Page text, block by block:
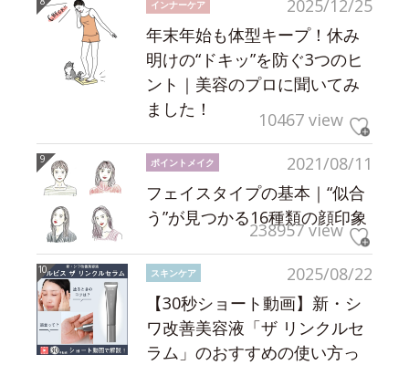
2025/12/25
インナーケア
年末年始も体型キープ！休み
明けの“ドキッ”を防ぐ3つのヒ
ント｜美容のプロに聞いてみ
ました！
10467 view
2021/08/11
ポイントメイク
フェイスタイプの基本｜“似合
う”が見つかる16種類の顔印象
238957 view
2025/08/22
スキンケア
【30秒ショート動画】新・シ
ワ改善美容液「ザ リンクルセ
ラム」のおすすめの使い方っ